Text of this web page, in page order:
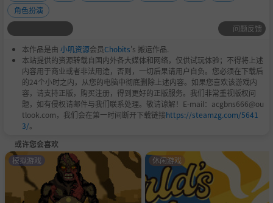
自由选择我们数量丰富的服务器，与其他64名玩家一起携手
生存，或者是自相残杀。你甚至可以选择亲自主持服务器，
庞大而且齐全的服务器自定义选项将为你带来量身定制的体
角色扮演
问题反馈
本作品是由 小叽资源会员Chobits's 搬运作品.
本站提供的资源转载自国内外各大媒体和网络，仅供试玩体验；不得将上述
内容用于商业或者非法用途，否则，一切后果请用户自负。您必须在下载后
的24个小时之内，从您的电脑中彻底删除上述内容。如果您喜欢该游戏内
容，请支持正版，购买注册，得到更好的正版服务。我们非常重视版权问
题，如有侵权请邮件与我们联系处理。敬请谅解！E-mail：acgbns666@ou
tlook.com，我们会在第一时间断开下载链接https://steamzg.com/5641
3/。
或许您会喜欢
模拟游戏 休闲游戏